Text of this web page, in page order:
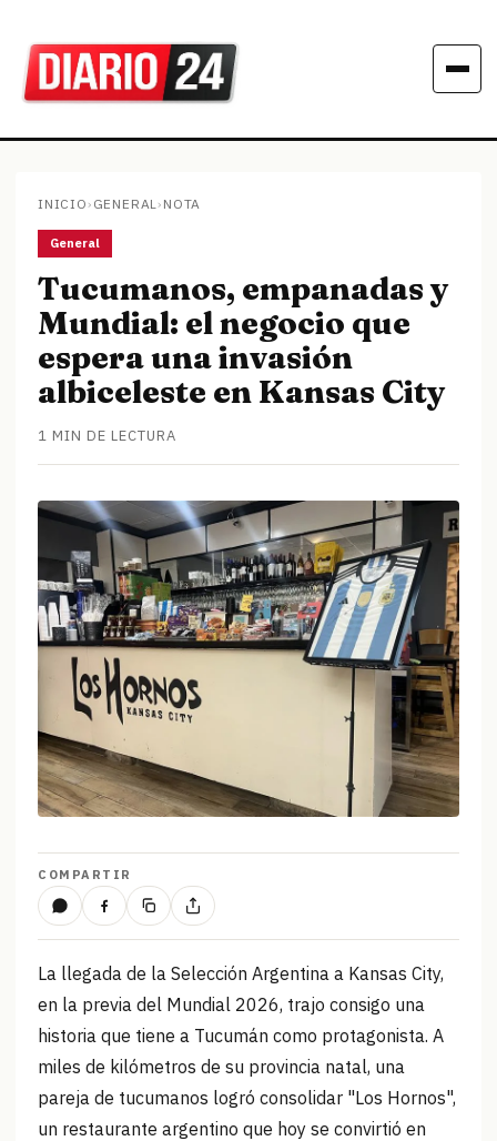
INICIO› GENERAL› NOTA
General
Tucumanos, empanadas y
Mundial: el negocio que
espera una invasión
albiceleste en Kansas City
1 MIN DE LECTURA
COMPARTIR
La llegada de la Selección Argentina a Kansas City,
en la previa del Mundial 2026, trajo consigo una
historia que tiene a Tucumán como protagonista. A
miles de kilómetros de su provincia natal, una
pareja de tucumanos logró consolidar "Los Hornos",
un restaurante argentino que hoy se convirtió en